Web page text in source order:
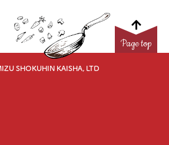
Page top
SHOKUHIN KAISHA, LTD